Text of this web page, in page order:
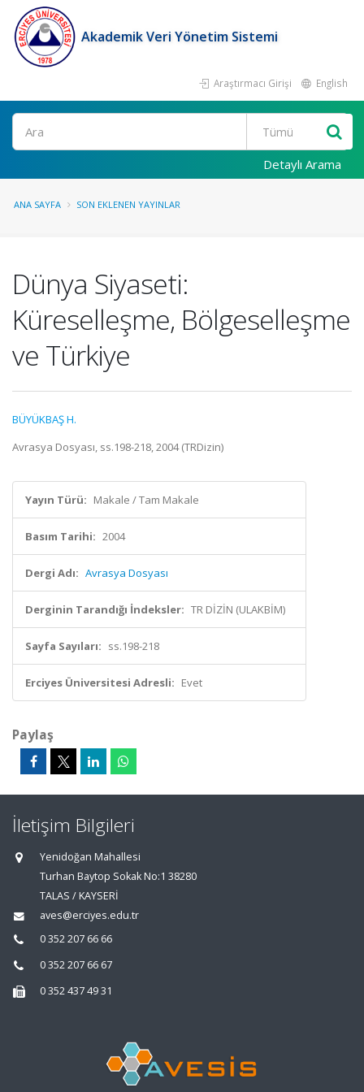
Akademik Veri Yönetim Sistemi
Araştırmacı Girişi English
Ara
Detaylı Arama
ANA SAYFA SON EKLENEN YAYINLAR
Dünya Siyaseti:
Küreselleşme, Bölgeselleşme
ve Türkiye
BÜYÜKBAŞ H.
Avrasya Dosyası, ss.198-218, 2004 (TRDizin)
Yayın Türü: Makale / Tam Makale
Basım Tarihi: 2004
Dergi Adı: Avrasya Dosyası
Derginin Tarandığı İndeksler: TR DİZİN (ULAKBİM)
Sayfa Sayıları: ss.198-218
Erciyes Üniversitesi Adresli: Evet
Paylaş
İletişim Bilgileri
Yenidoğan Mahallesi
Turhan Baytop Sokak No:1 38280
TALAS / KAYSERİ
aves@erciyes.edu.tr
0 352 207 66 66
0 352 207 66 67
0 352 437 49 31